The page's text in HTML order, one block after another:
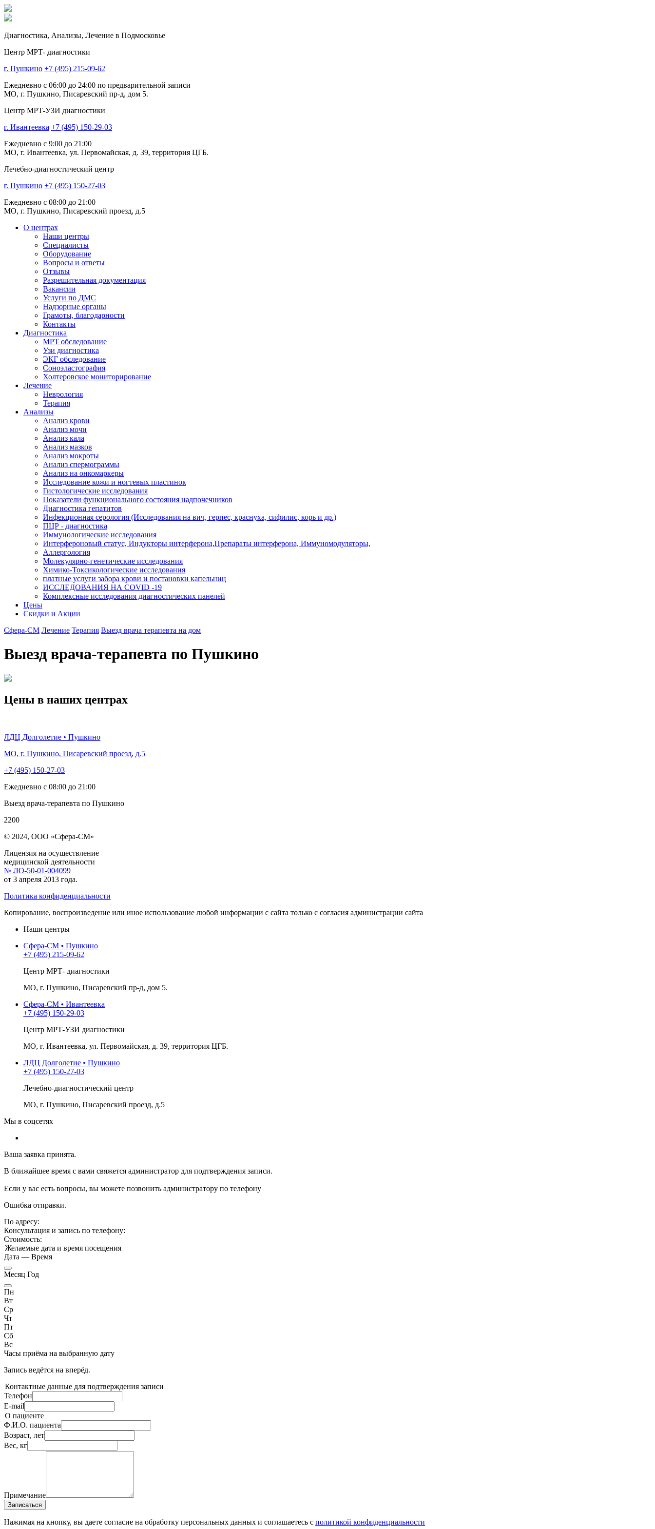
Диагностика, Анализы, Лечение в Подмосковье
Центр МРТ- диагностики
г. Пушкино +7 (495) 215-09-62
Ежедневно с 06:00 до 24:00 по предварительной записи
МО, г. Пушкино, Писаревский пр-д, дом 5.
Центр МРТ-УЗИ диагностики
г. Ивантеевка +7 (495) 150-29-03
Ежедневно с 9:00 до 21:00
МО, г. Ивантеевка, ул. Первомайская, д. 39, территория ЦГБ.
Лечебно-диагностический центр
г. Пушкино +7 (495) 150-27-03
Ежедневно с 08:00 до 21:00
МО, г. Пушкино, Писаревский проезд, д.5
О центрах
Наши центры
Специалисты
Оборудование
Вопросы и ответы
Отзывы
Разрешительная документация
Вакансии
Услуги по ДМС
Надзорные органы
Грамоты, благодарности
Контакты
Диагностика
МРТ обследование
Узи диагностика
ЭКГ обследование
Соноэластография
Холтеровское мониторирование
Лечение
Неврология
Терапия
Анализы
Анализ крови
Анализ мочи
Анализ кала
Анализ мазков
Анализ мокроты
Анализ спермограммы
Анализ на онкомаркеры
Исследование кожи и ногтевых пластинок
Гистологические исследования
Показатели функционального состояния надпочечников
Диагностика гепатитов
Инфекционная серология (Исследования на вич, герпес, краснуха, сифилис, корь и др.)
ПЦР - диагностика
Иммунологические исследования
Интерфероновый статус, Индукторы интерферона,Препараты интерферона, Иммуномодуляторы,
Аллергология
Молекулярно-генетические исследования
Химико-Токсикологические исследования
платные услуги забора крови и постановки капельниц
ИССЛЕДОВАНИЯ НА COVID -19
Комплексные исследования диагностических панелей
Цены
Скидки и Акции
Сфера-СМ Лечение Терапия Выезд врача терапевта на дом
Выезд врача-терапевта по Пушкино
Цены в наших центрах
ЛДЦ Долголетие • Пушкино
МО, г. Пушкино, Писаревский проезд, д.5
+7 (495) 150-27-03
Ежедневно с 08:00 до 21:00
Выезд врача-терапевта по Пушкино
2200
© 2024, ООО «Сфера-СМ»
Лицензия на осуществление
медицинской деятельности
№ ЛО-50-01-004099
от 3 апреля 2013 года.
Политика конфиденциальности
Копирование, воспроизведение или иное использование любой информации с сайта только с согласия администрации сайта
Наши центры
Сфера-СМ • Пушкино
+7 (495) 215-09-62
Центр МРТ- диагностики
МО, г. Пушкино, Писаревский пр-д, дом 5.
Сфера-СМ • Ивантеевка
+7 (495) 150-29-03
Центр МРТ-УЗИ диагностики
МО, г. Ивантеевка, ул. Первомайская, д. 39, территория ЦГБ.
ЛДЦ Долголетие • Пушкино
+7 (495) 150-27-03
Лечебно-диагностический центр
МО, г. Пушкино, Писаревский проезд, д.5
Мы в соцсетях
Ваша заявка принята.
В ближайшее время с вами свяжется администратор для подтверждения записи.
Если у вас есть вопросы, вы можете позвонить администратору по телефону
Ошибка отправки.
По адресу:
Консультация и запись по телефону:
Стоимость:
Желаемые дата и время посещения
Дата — Время
Месяц Год
Пн
Вт
Ср
Чт
Пт
Сб
Вс
Часы приёма на выбранную дату
Запись ведётся на вперёд.
Контактные данные для подтверждения записи
Телефон
E-mail
О пациенте
Ф.И.О. пациента
Возраст, лет
Вес, кг
Примечание
Записаться
Нажимая на кнопку, вы даете согласие на обработку персональных данных и соглашаетесь c политикой конфиденциальности